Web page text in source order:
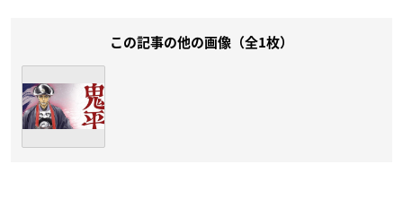
この記事の他の画像（全1枚）